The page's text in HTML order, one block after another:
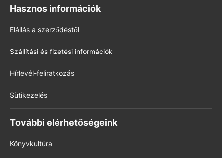
Hasznos információk
Elállás a szerződéstől
Szállítási és fizetési információk
Hírlevél-feliratkozás
Sütikezelés
További elérhetőségeink
Könyvkultúra